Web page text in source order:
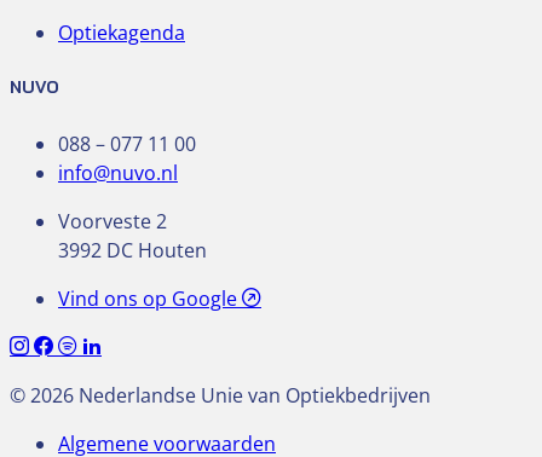
Optiekagenda
NUVO
088 – 077 11 00
info@nuvo.nl
Voorveste 2
3992 DC Houten
Vind ons op Google
© 2026 Nederlandse Unie van Optiekbedrijven
Algemene voorwaarden